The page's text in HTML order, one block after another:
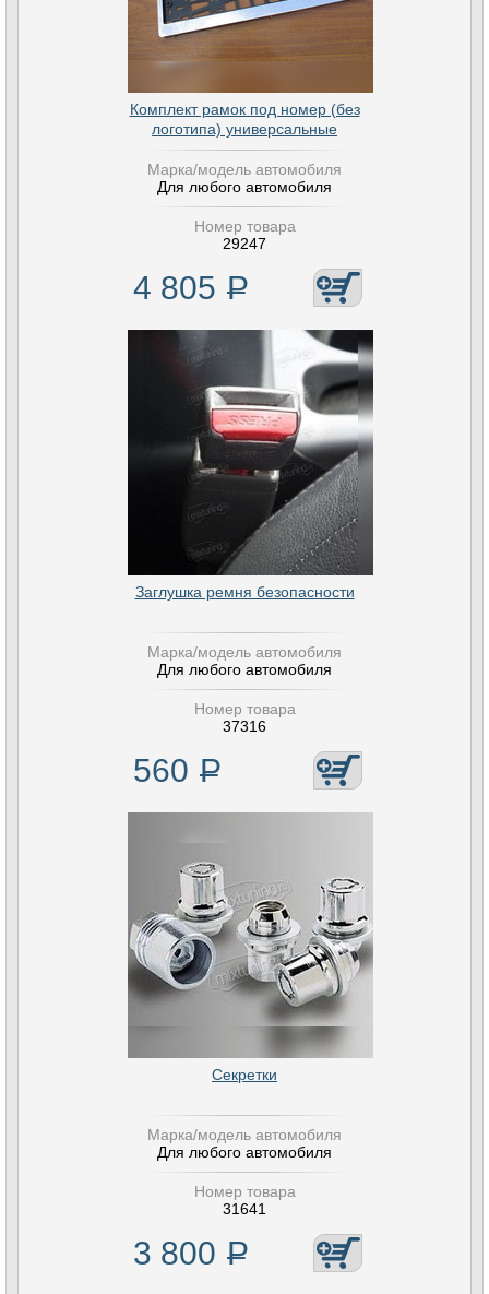
Комплект рамок под номер (без
логотипа) универсальные
Марка/модель автомобиля
Для любого автомобиля
Номер товара
29247
4 805 Р
Заглушка ремня безопасности
Марка/модель автомобиля
Для любого автомобиля
Номер товара
37316
560 Р
Секретки
Марка/модель автомобиля
Для любого автомобиля
Номер товара
31641
3 800 Р